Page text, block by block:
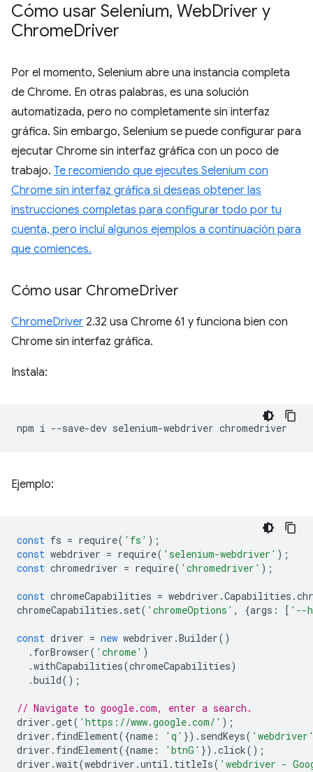
Cómo usar Selenium, WebDriver y
ChromeDriver
Por el momento, Selenium abre una instancia completa
de Chrome. En otras palabras, es una solución
automatizada, pero no completamente sin interfaz
gráfica. Sin embargo, Selenium se puede configurar para
ejecutar Chrome sin interfaz gráfica con un poco de
trabajo. Te recomiendo que ejecutes Selenium con
Chrome sin interfaz gráfica si deseas obtener las
instrucciones completas para configurar todo por tu
cuenta, pero incluí algunos ejemplos a continuación para
que comiences.
Cómo usar ChromeDriver
ChromeDriver 2.32 usa Chrome 61 y funciona bien con
Chrome sin interfaz gráfica.
Instala:
npm i --save-dev selenium-webdriver
Ejemplo:
const fs = require( 'fs' );
const webdriver = require( 'selenium-webdriver' );
const chromedriver = require( 'chromedriver' );
const chromeCapabilities = webdriver .Capabilities .
chromeCapabilities . set( 'chromeOptions' , {args : [ '--
const driver = new webdriver .Builder()
. forBrowser( 'chrome' )
.withCapabilities(chromeCapabilities)
.build();
// Navigate to google.com, enter a search.
driver .get( 'https://www.google.com/' );
driver . findElement({name : 'q' }). sendKeys(
driver . findElement({name : 'btnG' }).click();
driver .wait(webdriver .until . titleIs( 'webdriver -